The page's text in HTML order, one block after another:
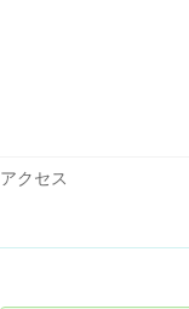
アクセス